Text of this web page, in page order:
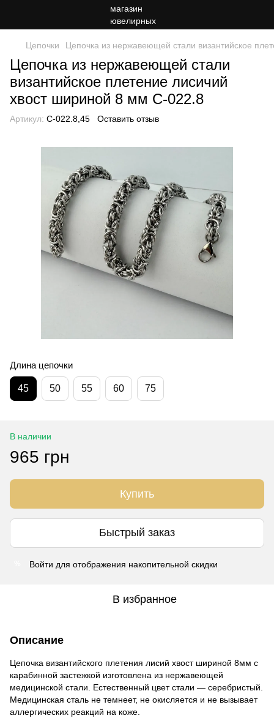
Цепочки Цепочка из нержавеющей стали византийское
Цепочка из нержавеющей стали
византийское плетение лисичий
хвост шириной 8 мм C-022.8
Артикул: C-022.8,45 Оставить отзыв
Длина цепочки
45 50 55 60 75
В наличии
965 грн
Купить
Быстрый заказ
Войти для отображения накопительной скидки
В избранное
Описание
Цепочка византийского плетения лисий хвост шириной 8мм с
карабинной застежкой изготовлена из нержавеющей
медицинской стали. Естественный цвет стали — серебристый.
Медицинская сталь не темнеет, не окисляется и не вызывает
аллергических реакций на коже.